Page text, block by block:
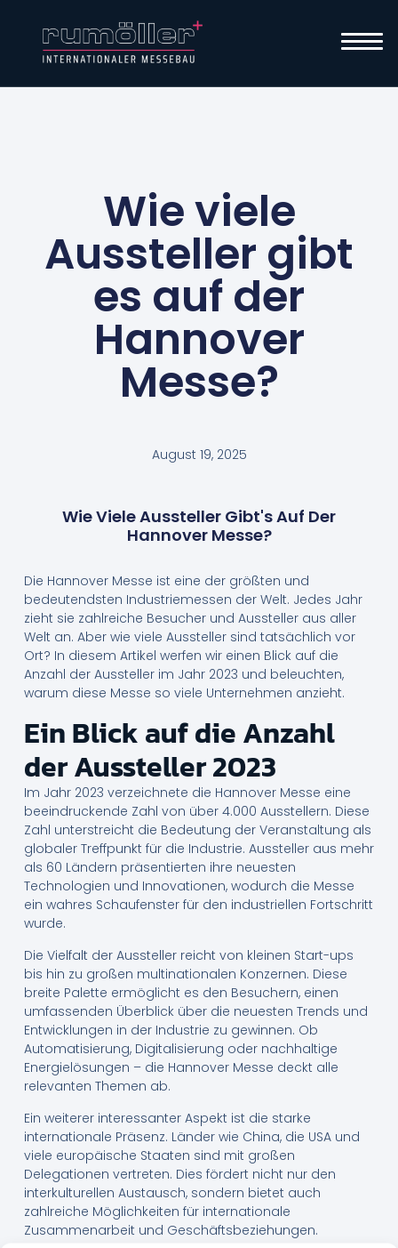
Wie viele
Aussteller gibt
es auf der
Hannover
Messe?
August 19, 2025
Wie Viele Aussteller Gibt's Auf Der
Hannover Messe?
Die Hannover Messe ist eine der größten und
bedeutendsten Industriemessen der Welt. Jedes Jahr
zieht sie zahlreiche Besucher und Aussteller aus aller
Welt an. Aber wie viele Aussteller sind tatsächlich vor
Ort? In diesem Artikel werfen wir einen Blick auf die
Anzahl der Aussteller im Jahr 2023 und beleuchten,
warum diese Messe so viele Unternehmen anzieht.
Ein Blick auf die Anzahl
der Aussteller 2023
Im Jahr 2023 verzeichnete die Hannover Messe eine
beeindruckende Zahl von über 4.000 Ausstellern. Diese
Zahl unterstreicht die Bedeutung der Veranstaltung als
globaler Treffpunkt für die Industrie. Aussteller aus mehr
als 60 Ländern präsentierten ihre neuesten
Technologien und Innovationen, wodurch die Messe
ein wahres Schaufenster für den industriellen Fortschritt
wurde.
Die Vielfalt der Aussteller reicht von kleinen Start-ups
bis hin zu großen multinationalen Konzernen. Diese
breite Palette ermöglicht es den Besuchern, einen
umfassenden Überblick über die neuesten Trends und
Entwicklungen in der Industrie zu gewinnen. Ob
Automatisierung, Digitalisierung oder nachhaltige
Energielösungen – die Hannover Messe deckt alle
relevanten Themen ab.
Ein weiterer interessanter Aspekt ist die starke
internationale Präsenz. Länder wie China, die USA und
viele europäische Staaten sind mit großen
Delegationen vertreten. Dies fördert nicht nur den
interkulturellen Austausch, sondern bietet auch
zahlreiche Möglichkeiten für internationale
Zusammenarbeit und Geschäftsbeziehungen.